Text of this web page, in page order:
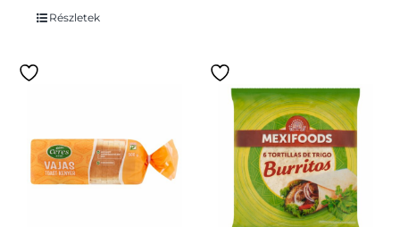
Részletek